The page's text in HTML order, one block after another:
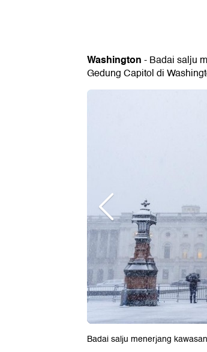
Washington- Badai salju
Gedung Capitol di
Badai salju menerjang